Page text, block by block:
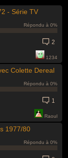
- Série TV
Répondu à 0%
2
1234
Colette Dereal
Répondu à 0%
1
Raoul
1977/80
Répondu à 0%